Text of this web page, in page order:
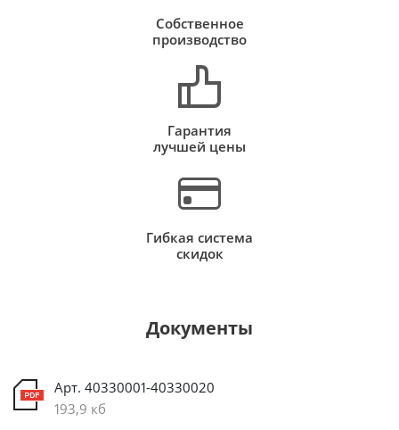
Собственное
производство
Гарантия
лучшей цены
Гибкая система
скидок
Документы
Арт. 40330001-40330020
193,9 кб